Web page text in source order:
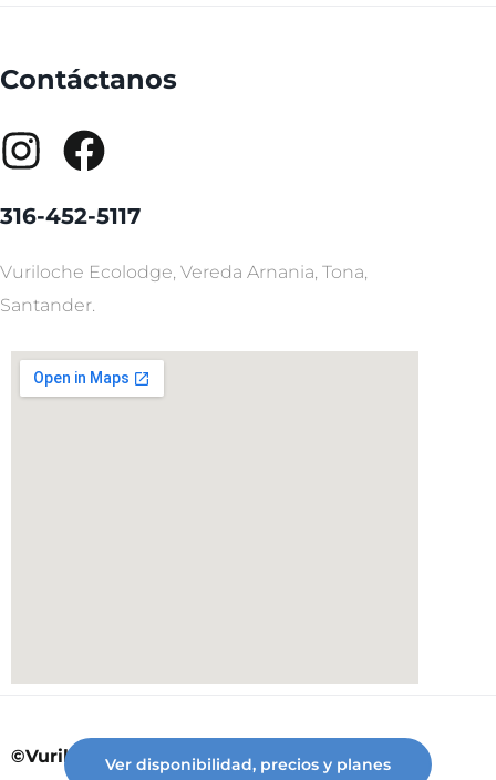
Ver disponibilidad, precios y planes
Contáctanos
316-452-5117
Vuriloche Ecolodge, Vereda Arnania, Tona,
Santander.
©Vuriloche desde 2023